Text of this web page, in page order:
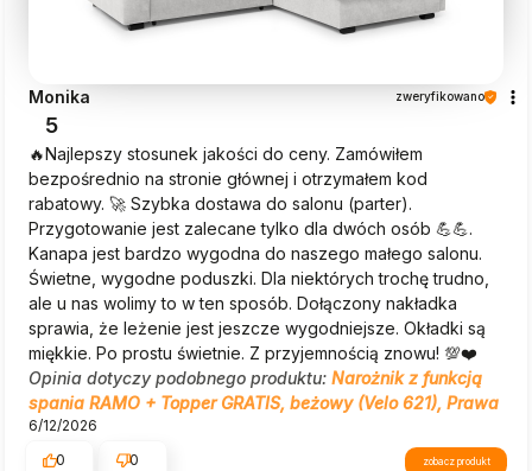
Monika zweryfikowano
5
🔥Najlepszy stosunek jakości do ceny. Zamówiłem
bezpośrednio na stronie głównej i otrzymałem kod
rabatowy. 🚀 Szybka dostawa do salonu (parter).
Przygotowanie jest zalecane tylko dla dwóch osób 💪💪.
Kanapa jest bardzo wygodna do naszego małego salonu.
Świetne, wygodne poduszki. Dla niektórych trochę trudno,
ale u nas wolimy to w ten sposób. Dołączony nakładka
sprawia, że leżenie jest jeszcze wygodniejsze. Okładki są
miękkie. Po prostu świetnie. Z przyjemnością znowu! 💯❤️
Opinia dotyczy podobnego produktu: Narożnik z funkcją
spania RAMO + Topper GRATIS, beżowy (Velo 621), Prawa
6/12/2026
0
0 zobacz produkt